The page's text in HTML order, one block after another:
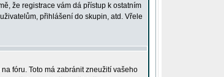
že registrace vám dá přístup k ostatním
přihlášení do skupin, atd. Vřele
fóru. Toto má zabránit zneužití vašeho